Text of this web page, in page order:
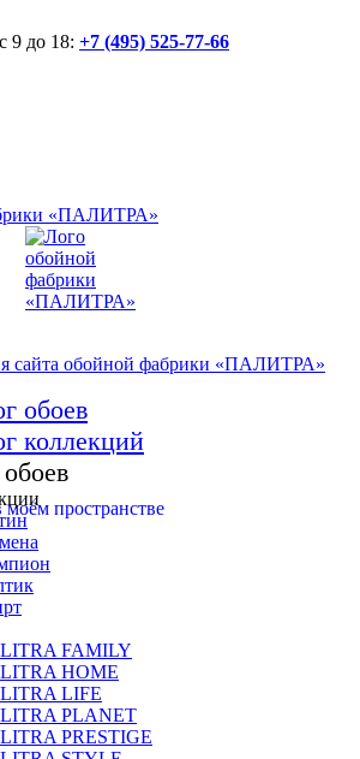
9 до 18: +7 (495) 525-77-66
обоев
коллекций
FAMILY
HOME
LIFE
PLANET
PRESTIGE